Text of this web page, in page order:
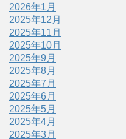
2026年1月
2025年12月
2025年11月
2025年10月
2025年9月
2025年8月
2025年7月
2025年6月
2025年5月
2025年4月
2025年3月